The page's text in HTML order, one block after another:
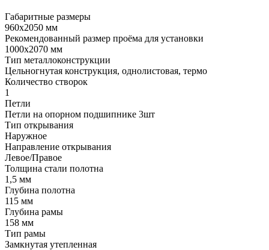
Габаритные размеры
960х2050 мм
Рекомендованный размер проёма для установки
1000х2070 мм
Тип металлоконструкции
Цельногнутая конструкция, однолистовая, термо
Количество створок
1
Петли
Петли на опорном подшипнике 3шт
Тип открывания
Наружное
Направление открывания
Левое/Правое
Толщина стали полотна
1,5 мм
Глубина полотна
115 мм
Глубина рамы
158 мм
Тип рамы
Замкнутая утепленная